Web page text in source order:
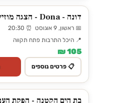
דונה - Dona - הצגה מוזיקלית
📅 ראשון, 9 אוגוסט ⏰ 20:30
📍 היכל התרבות פתח תקווה
105 ₪
📋 פרטים נוספים